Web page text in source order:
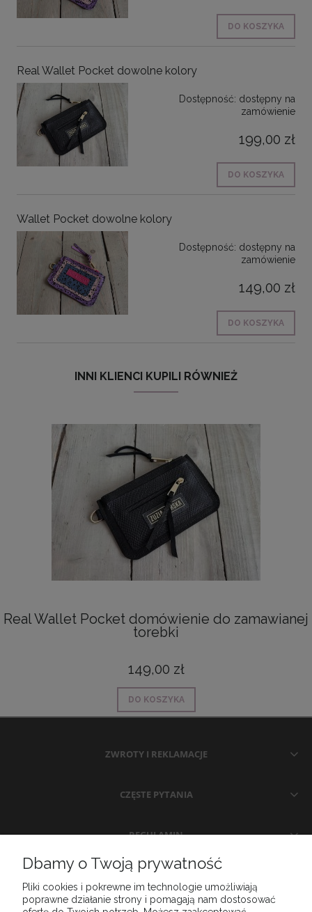
DO KOSZYKA
Real Wallet Pocket dowolne kolory
Dostępność: dostępny na
zamówienie
199,00 zł
DO KOSZYKA
Wallet Pocket dowolne kolory
Dostępność: dostępny na
zamówienie
149,00 zł
DO KOSZYKA
INNI KLIENCI KUPILI RÓWNIEŻ
Real Wallet Pocket domówienie do zamawianej
torebki
149,00 zł
DO KOSZYKA
ZWROTY I REKLAMACJE
CZĘSTE PYTANIA
REGULAMIN
MOJE KONTO
Dbamy o Twoją prywatność
Pliki cookies i pokrewne im technologie umożliwiają
poprawne działanie strony i pomagają nam dostosować